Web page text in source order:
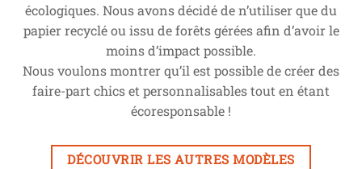
écologiques. Nous avons décidé de n’utiliser que du
papier recyclé ou issu de forêts gérées afin d’avoir le
moins d’impact possible.
Nous voulons montrer qu’il est possible de créer des
faire-part chics et personnalisables tout en étant
écoresponsable !
DÉCOUVRIR LES AUTRES MODÈLES